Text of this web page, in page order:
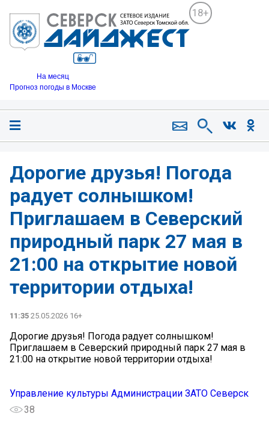
18+
На месяц
Прогноз погоды в Москве
Дорогие друзья! Погода
радует солнышком!
Приглашаем в Северский
природный парк 27 мая в
21:00 на открытие новой
территории отдыха!
11:35 25.05.2026 16+
Дорогие друзья! Погода радует солнышком!
Приглашаем в Северский природный парк 27 мая в
21:00 на открытие новой территории отдыха!
Управление культуры Администрации ЗАТО Северск
38